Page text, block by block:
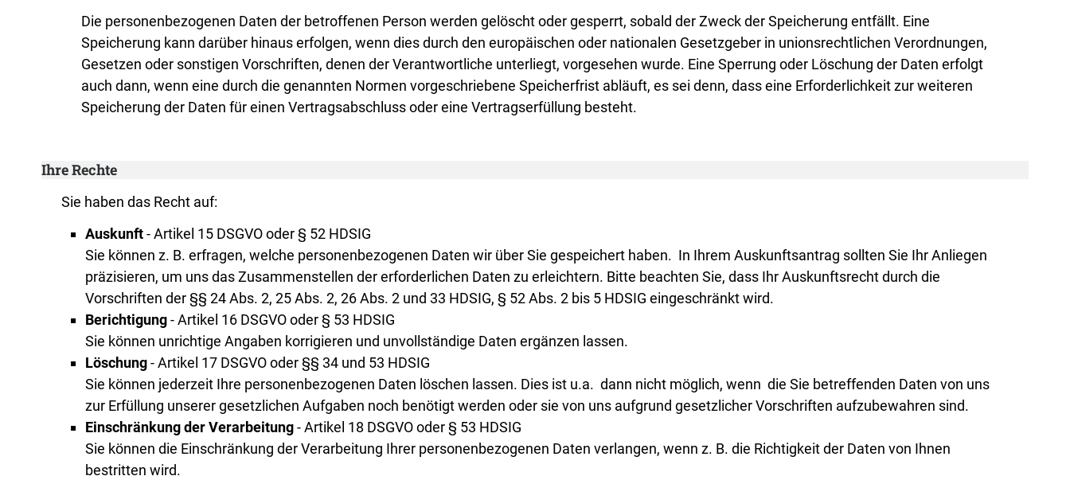
Die personenbezogenen Daten der betroffenen Person werden gelöscht oder gesperrt, sobald der Zweck der Speicherung entfällt. Eine
Speicherung kann darüber hinaus erfolgen, wenn dies durch den europäischen oder nationalen Gesetzgeber in unionsrechtlichen Verordnungen,
Gesetzen oder sonstigen Vorschriften, denen der Verantwortliche unterliegt, vorgesehen wurde. Eine Sperrung oder Löschung der Daten erfolgt
auch dann, wenn eine durch die genannten Normen vorgeschriebene Speicherfrist abläuft, es sei denn, dass eine Erforderlichkeit zur weiteren
Speicherung der Daten für einen Vertragsabschluss oder eine Vertragserfüllung besteht.
Ihre Rechte
Sie haben das Recht auf:
Auskunft- Artikel 15 DSGVO oder § 52 HDSIG
Sie können z. B. erfragen, welche personenbezogenen Daten wir über Sie gespeichert haben. In Ihrem Auskunftsantrag sollten Sie Ihr Anliegen
präzisieren, um uns das Zusammenstellen der erforderlichen Daten zu erleichtern. Bitte beachten Sie, dass Ihr Auskunftsrecht durch die
Vorschriften der §§ 24 Abs. 2, 25 Abs. 2, 26 Abs. 2 und 33 HDSIG, § 52 Abs. 2 bis 5 HDSIG eingeschränkt wird.
Berichtigung- Artikel 16 DSGVO oder § 53 HDSIG
Sie können unrichtige Angaben korrigieren und unvollständige Daten ergänzen lassen.
Löschung- Artikel 17 DSGVO oder §§ 34 und 53 HDSIG
Sie können jederzeit Ihre personenbezogenen Daten löschen lassen. Dies ist u.a. dann nicht möglich, wenn die Sie betreffenden Daten von uns
zur Erfüllung unserer gesetzlichen Aufgaben noch benötigt werden oder sie von uns aufgrund gesetzlicher Vorschriften aufzubewahren sind.
Einschränkung der Verarbeitung- Artikel 18 DSGVO oder § 53 HDSIG
Sie können die Einschränkung der Verarbeitung Ihrer personenbezogenen Daten verlangen, wenn z. B. die Richtigkeit der Daten von Ihnen
bestritten wird.